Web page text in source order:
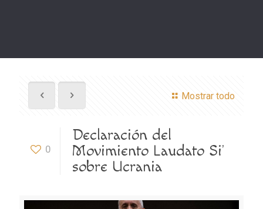
Mostrar todo
0
Declaración del
Movimiento Laudato Si’
sobre Ucrania